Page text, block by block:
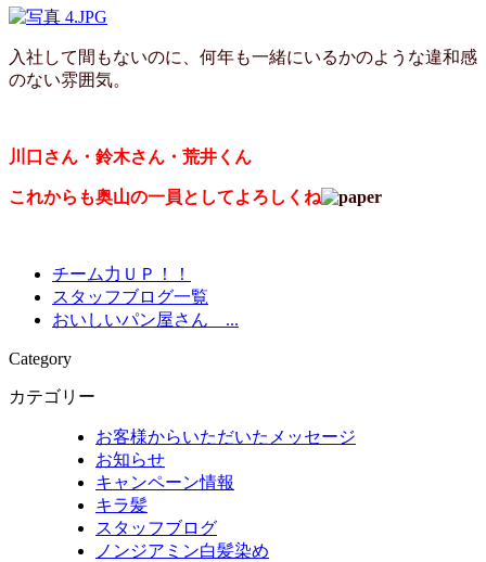
入社して間もないのに、何年も一緒にいるかのような違和感
のない雰囲気。
川口さん・鈴木さん・荒井くん
これからも奥山の一員としてよろしくね
チーム力ＵＰ！！
スタッフブログ一覧
おいしいパン屋さん ...
Category
カテゴリー
お客様からいただいたメッセージ
お知らせ
キャンペーン情報
キラ髪
スタッフブログ
ノンジアミン白髪染め